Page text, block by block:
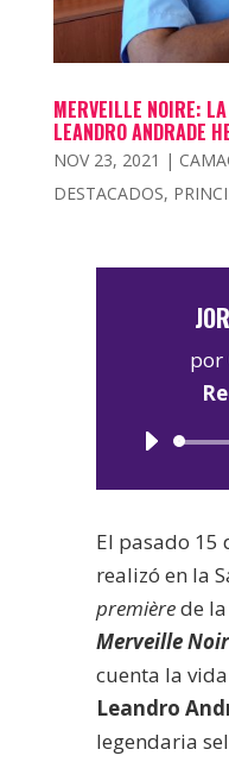
MERVEILLE NOIRE:
LEANDRO ANDRADE
NOV 23, 2021 |
DESTACADOS,
por
El pasado 15
realizó en la
premièrede la
Merveille
cuenta la
Leandro
legendaria